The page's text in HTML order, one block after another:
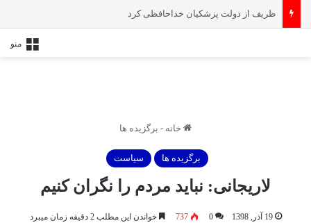
منو
خانه - برگزیده ها
برگزیده ها سیاست
لاریجانی: نباید مردم را نگران کنیم
19 آذر, 1398 0
737 خواندن این مطلب 2 دقیقه زمان میبرد